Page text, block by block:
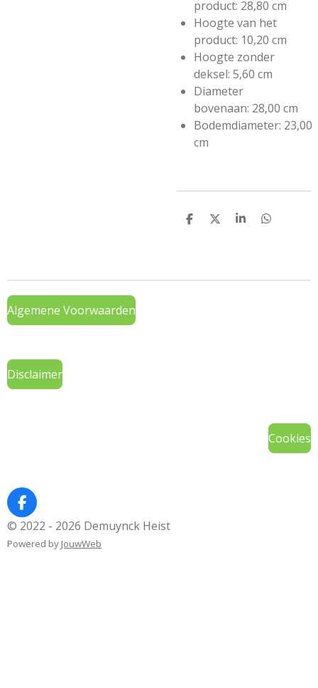
product: 28,80 cm
Hoogte van het
product: 10,20 cm
Hoogte zonder
deksel: 5,60 cm
Diameter
bovenaan: 28,00 cm
Bodemdiameter: 23,00
cm
D
D
S
D
Algemene Voorwaarden
Disclaimer
Cookies
F
a
c
e
© 2022 - 2026 Demuynck Heist
Powered by JouwWeb